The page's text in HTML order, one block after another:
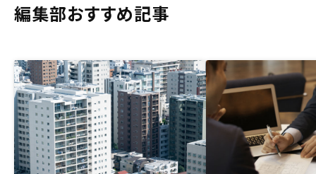
編集部おすすめ記事